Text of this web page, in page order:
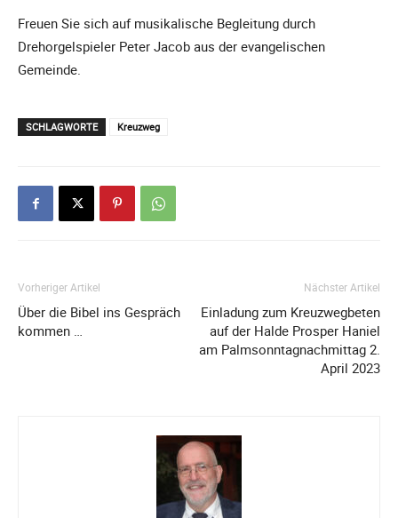
Freuen Sie sich auf musikalische Begleitung durch
Drehorgelspieler Peter Jacob aus der evangelischen
Gemeinde.
SCHLAGWORTE Kreuzweg
Vorheriger Artikel
Über die Bibel ins Gespräch
kommen …
Nächster Artikel
Einladung zum Kreuzwegbeten
auf der Halde Prosper Haniel
am Palmsonntagnachmittag 2.
April 2023